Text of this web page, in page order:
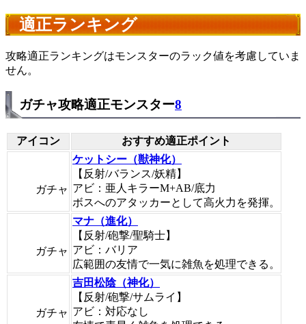
適正ランキング
攻略適正ランキングはモンスターのラック値を考慮していま
せん。
ガチャ攻略適正モンスター8
アイコン おすすめ適正ポイント
ガチャ
ケットシー（獣神化）
【反射/バランス/妖精】
アビ：亜人キラーM+AB/底力
ボスへのアタッカーとして高火力を発揮。
ガチャ
マナ（進化）
【反射/砲撃/聖騎士】
アビ：バリア
広範囲の友情で一気に雑魚を処理できる。
ガチャ
吉田松陰（神化）
【反射/砲撃/サムライ】
アビ：対応なし